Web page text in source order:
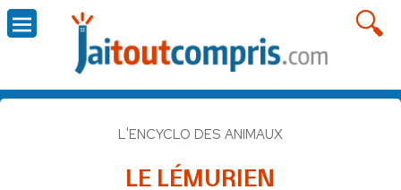
L'ENCYCLO DES ANIMAUX
LE LÉMURIEN